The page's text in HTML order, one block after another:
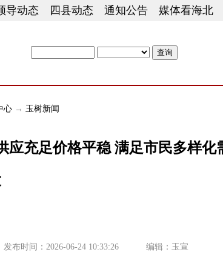
导动态 四县动态 通知公告 媒体看海北
心 → 玉树新闻
应充足价格平稳 满足市民多样化
发布时间：2026-06-24 10:33:26 编辑：玉宣